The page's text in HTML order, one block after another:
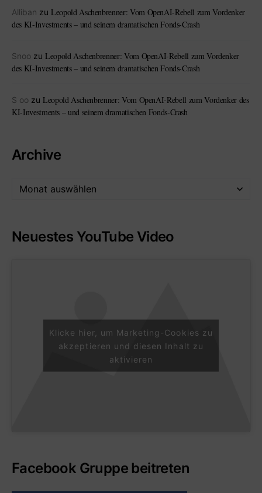
Alliban zu Leopold Aschenbrenner: Vom OpenAI-Rebell zum Vordenker
des KI-Investments – und seinem dramatischen Fonds-Crash
Snoo zu Leopold Aschenbrenner: Vom OpenAI-Rebell zum Vordenker
des KI-Investments – und seinem dramatischen Fonds-Crash
S oo zu Leopold Aschenbrenner: Vom OpenAI-Rebell zum Vordenker des
KI-Investments – und seinem dramatischen Fonds-Crash
Archive
Neuestes YouTube Video
Klicke hier, um Marketing-Cookies zu
akzeptieren und diesen Inhalt zu
aktivieren
Facebook Gruppe beitreten